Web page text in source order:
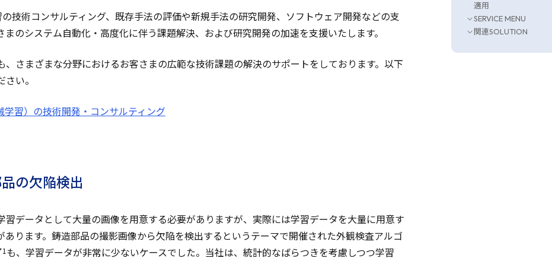
適用
SERVICE MENU
関連SOLUTION
技術コンサルティング、既存手法の評価や新規手法の研究開発、ソフトウェア開発などの支
のシステム自動化・高度化に伴う課題解決、および研究開発の加速を支援いたします。
、さまざまな分野におけるお客さまの広範な技術課題の解決のサポートをしております。以下
い。
学習）の技術開発・コンサルティング
品の欠陥検出
習データとして大量の画像を用意する必要がありますが、実際には学習データを大量に用意す
あります。鋳造部品の撮影画像から欠陥を検出するというテーマで開催された外観検査アルゴ
*1 も、学習データが非常に少ないケースでした。当社は、統計的なばらつきを考慮しつつ学習